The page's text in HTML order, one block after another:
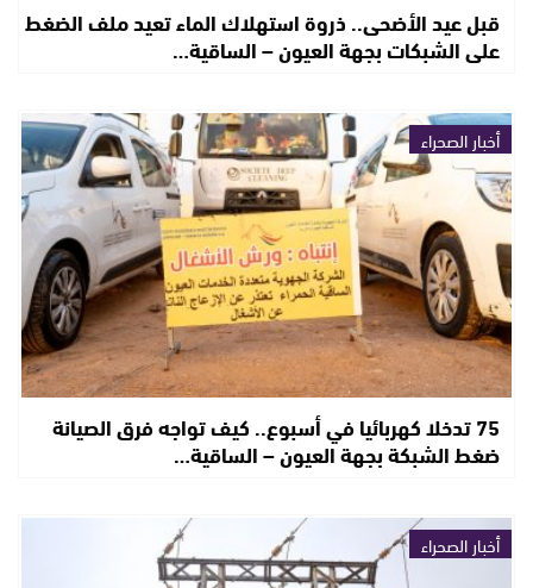
قبل عيد الأضحى.. ذروة استهلاك الماء تعيد ملف الضغط
على الشبكات بجهة العيون – الساقية…
أخبار الصحراء
75 تدخلا كهربائيا في أسبوع.. كيف تواجه فرق الصيانة
ضغط الشبكة بجهة العيون – الساقية…
أخبار الصحراء